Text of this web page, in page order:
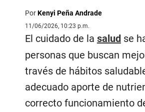
PorKenyi Peña Andrade
11/06/2026, 10:23 p.m.
El cuidado de la saludse
personas que buscan
través de hábitos
adecuado aporte de
correcto funcionamiento